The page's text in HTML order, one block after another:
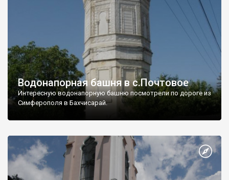
Водонапорная башня в с.Почтовое
Интересную водонапорную башню посмотрели по дороге из
Симферополя в Бахчисарай.